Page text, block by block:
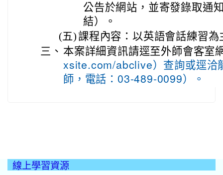
公告於網站，並寄發錄取通
結）。
(五)課程內容：以英語會話練習為
三、 本案詳細資訊請逕至外師會客室
xsite.com/abclive）查詢或逕洽
師，電話：03-489-0099）。
線上學習資源